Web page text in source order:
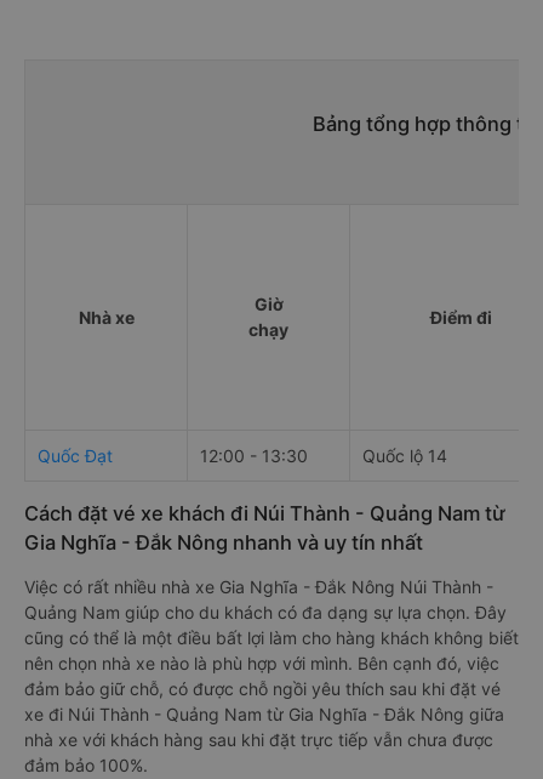
Bảng tổng hợp thông
Nhà xe
Giờ
chạy
Điểm đi
Quốc Đạt 12:00 - 13:30 Quốc lộ 14
Cách đặt vé xe khách đi Núi Thành - Quảng Nam từ
Gia Nghĩa - Đắk Nông nhanh và uy tín nhất
Việc có rất nhiều nhà xe Gia Nghĩa - Đắk Nông Núi Thành -
Quảng Nam giúp cho du khách có đa dạng sự lựa chọn. Đây
cũng có thể là một điều bất lợi làm cho hàng khách không biết
nên chọn nhà xe nào là phù hợp với mình. Bên cạnh đó, việc
đảm bảo giữ chỗ, có được chỗ ngồi yêu thích sau khi đặt vé
xe đi Núi Thành - Quảng Nam từ Gia Nghĩa - Đắk Nông giữa
nhà xe với khách hàng sau khi đặt trực tiếp vẫn chưa được
đảm bảo 100%.